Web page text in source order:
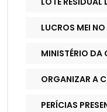
LUCROS MEI NO
MINISTÉRIO DA
ORGANIZAR A
PERÍCIAS